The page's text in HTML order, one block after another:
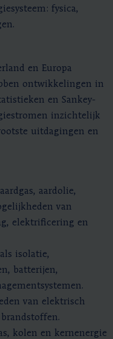
fysica,
en Europa
ontwikkelingen in
en Sankey-
inzichtelijk
uitdagingen en
aardolie,
van
elektrificering en
isolatie,
batterijen,
van elektrisch
kolen en kernenergie